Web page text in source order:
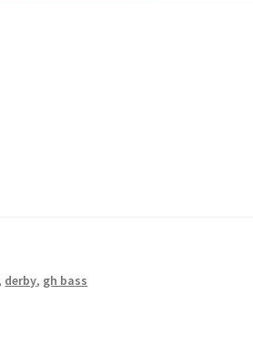
, derby, gh bass